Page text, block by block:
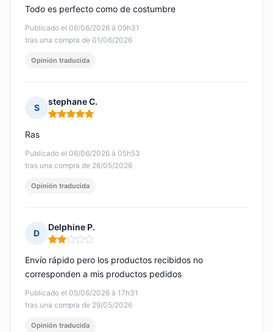
Publicado el 06/06/2026 à 09h31
tras una compra de 01/06/2026
Todo es perfecto como de costumbre
Opinión traducida
S
stephane C.
Nota: 5 de 5
Publicado el 06/06/2026 à 05h53
tras una compra de 26/05/2026
Ras
Opinión traducida
D
Delphine P.
Nota: 2 de 5
Publicado el 05/06/2026 à 17h31
tras una compra de 29/05/2026
Envío rápido pero los productos recibidos no
corresponden a mis productos pedidos
Opinión traducida